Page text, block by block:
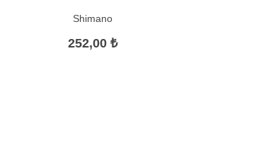
Shimano
252,00 ₺